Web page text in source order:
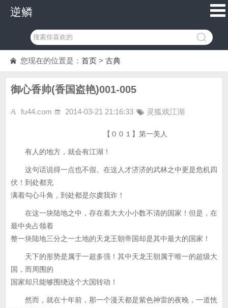
逆鳞
您现在的位置是： 首页 > 古典
御心香帅(香国盗艳)001-005
fu44.com 2014-03-21 21:16:33 灵狐戏江湖
【００１】第一美人
有人的地方，就会有江湖！
这句话说得一点也不假。在这人才济济的武林之中更是危机四
伏！到处都充
满着勾心斗角，到处都是尔虞我诈！
在这一块陆地之中，存在着大大小小数不清的国家！但是，在
最中央占领着
整一块陆地三分之一土地的天龙王朝帝国却是其中最大的国家！
天下的形势是属于一超多强！其中天龙王朝属于唯一的超级大
国，而周围的
国家却只能够围绕这个大国转动！
然而，就在十年前，那一个漫天都是紫色神雷的夜晚，一道恍